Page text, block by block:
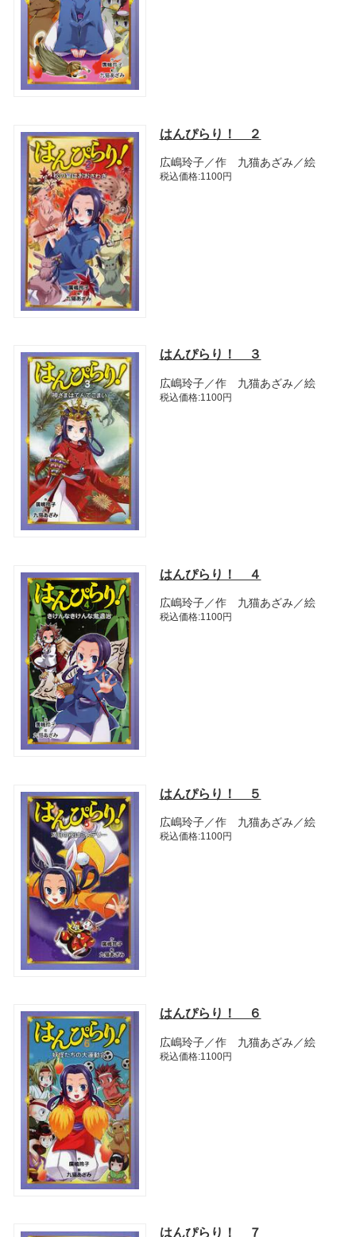
はんぴらり！ ２
広嶋玲子／作 九猫あざみ／絵
税込価格:1100円
はんぴらり！ ３
広嶋玲子／作 九猫あざみ／絵
税込価格:1100円
はんぴらり！ ４
広嶋玲子／作 九猫あざみ／絵
税込価格:1100円
はんぴらり！ ５
広嶋玲子／作 九猫あざみ／絵
税込価格:1100円
はんぴらり！ ６
広嶋玲子／作 九猫あざみ／絵
税込価格:1100円
はんぴらり！ ７